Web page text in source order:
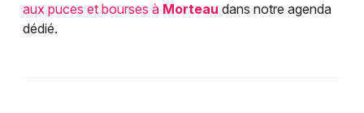
aux puces et bourses à Morteau dans notre agenda
dédié.